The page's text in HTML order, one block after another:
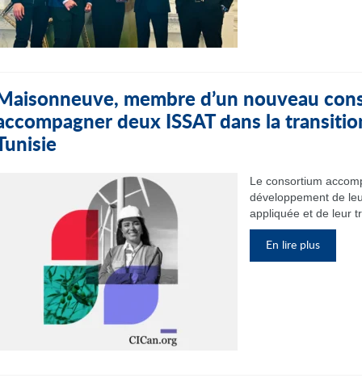
membre d’un nouveau
deux ISSAT dans la
Le consortium
développement de
appliquée et de leur
En lire plus